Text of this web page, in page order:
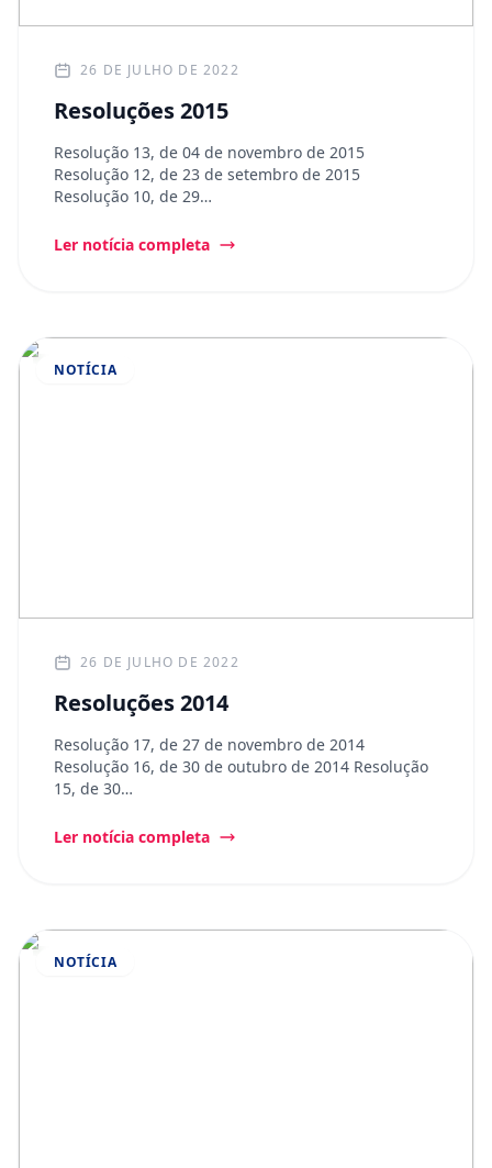
26 DE JULHO DE 2022
Resoluções 2015
Resolução 13, de 04 de novembro de 2015
Resolução 12, de 23 de setembro de 2015
Resolução 10, de 29…
Ler notícia completa
NOTÍCIA
26 DE JULHO DE 2022
Resoluções 2014
Resolução 17, de 27 de novembro de 2014
Resolução 16, de 30 de outubro de 2014 Resolução
15, de 30…
Ler notícia completa
NOTÍCIA